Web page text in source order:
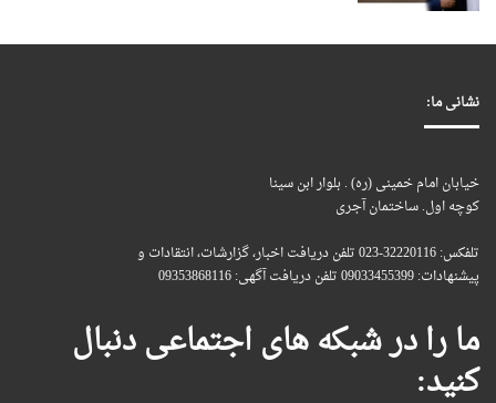
نشانی ما:
خیابان امام خمینی (ره) . بلوار ابن سینا
کوچه اول. ساختمان آجری
تلفکس: 32220116-023 تلفن دریافت اخبار، گزارشات، انتقادات و
پیشنهادات: 09033455399 تلفن دریافت آگهی: 09353868116
ما را در شبکه های اجتماعی دنبال
کنید: